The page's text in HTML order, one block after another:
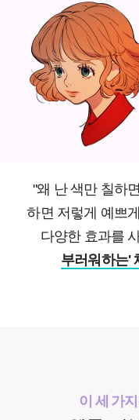
"왜 난 색만 칠하
하면 저렇게 예쁘
다양한 효과를
부러워하는'
이 세 가